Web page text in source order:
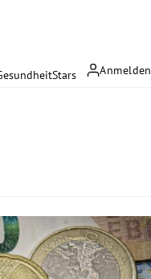
Anmelden
Stars